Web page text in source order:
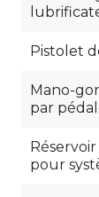
Pistolet
Mano-
par
Réservoir
pour